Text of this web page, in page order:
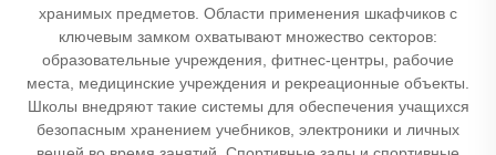
хранимых предметов. Области применения шкафчиков с
ключевым замком охватывают множество секторов:
образовательные учреждения, фитнес-центры, рабочие
места, медицинские учреждения и рекреационные объекты.
Школы внедряют такие системы для обеспечения учащихся
безопасным хранением учебников, электроники и личных